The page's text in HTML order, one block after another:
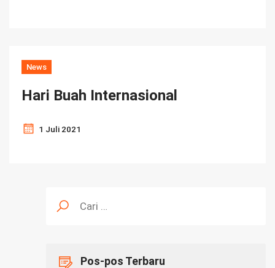
News
Hari Buah Internasional
1 Juli 2021
untuk:
Pos-pos Terbaru